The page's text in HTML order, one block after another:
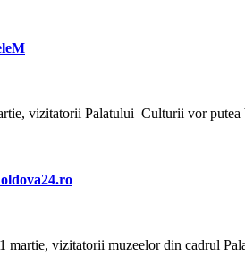
vizitatorii Palatului Culturii vor putea
martie, vizitatorii muzeelor din cadrul